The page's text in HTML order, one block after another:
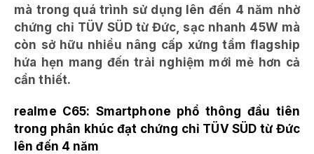
mà trong quá trình sử dụng lên đến 4 năm nhờ
chứng chỉ TÜV SÜD từ Đức, sạc nhanh 45W mà
còn sở hữu nhiều nâng cấp xứng tầm flagship
hứa hẹn mang đến trải nghiệm mới mẻ hơn cả
cần thiết.
realme C65: Smartphone phổ thông đầu tiên
trong phân khúc đạt chứng chỉ TÜV SÜD từ Đức
lên đến 4 năm